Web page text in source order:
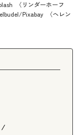
〈リンダーホーフ
Pixabay 〈ヘレン